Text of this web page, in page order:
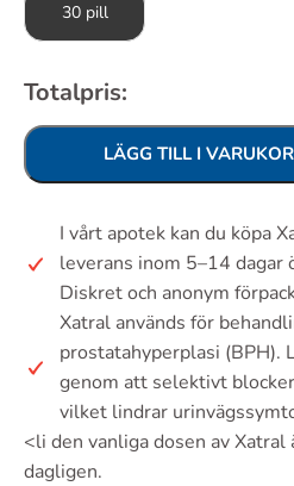
30 pill
Totalpris:
LÄGG TILL I
I vårt apotek kan du köpa
leverans inom 5–14 dagar
Diskret och anonym
Xatral används för
prostatahyperplasi (BPH).
genom att selektivt
vilket lindrar
<li den vanliga dosen av Xatral
dagligen.